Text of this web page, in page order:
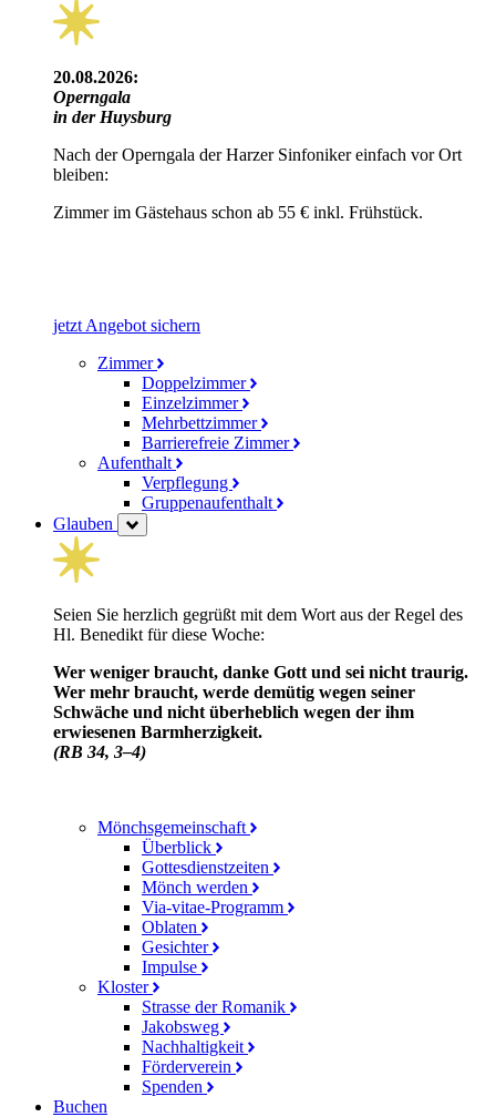
20.08.2026:
Operngala
in der Huysburg
Nach der Operngala der Harzer Sinfoniker einfach vor Ort
bleiben:
Zimmer im Gästehaus schon ab 55 € inkl. Frühstück.
jetzt Angebot sichern
Zimmer
Doppelzimmer
Einzelzimmer
Mehrbettzimmer
Barrierefreie Zimmer
Aufenthalt
Verpflegung
Gruppenaufenthalt
Glauben
Seien Sie herzlich gegrüßt mit dem Wort aus der Regel des
Hl. Benedikt für diese Woche:
Wer weniger braucht, danke Gott und sei nicht traurig.
Wer mehr braucht, werde demütig wegen seiner
Schwäche und nicht über­heblich wegen der ihm
erwiesenen Barm­herzig­keit.
(RB 34, 3–4)
Mönchsgemeinschaft
Überblick
Gottesdienstzeiten
Mönch werden
Via-vitae-Programm
Oblaten
Gesichter
Impulse
Kloster
Strasse der Romanik
Jakobsweg
Nachhaltigkeit
Förderverein
Spenden
Buchen